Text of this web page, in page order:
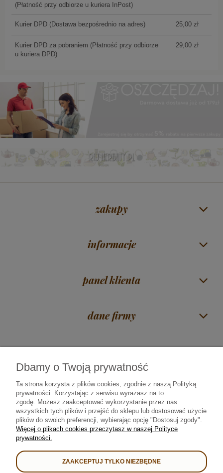
(Płatność przy odbiorze u kuriera InPost)
Kurier DPD(Dostawa bezpośrednio na adres) 25,00 zł
Kurier DPD za pobraniem (Płatność przy odbiorze
u kuriera DPD)
29,00 zł
zakupy
informacje
panel klienta
dane firmy
Czas na herbatę Mirosław Piórkowski| ul. Zawadzka 38 | 18-400 Łomża |
woj. podlaskie |
606 117 675| sklep@rajherbaty.pl
Infolinia czynna od poniedziałku do piątku godz. 9:00 - 16:00
Od 2008 roku najlepszą herbatę • kawę • yerba mate • prezenty i kosze
upominkowe sprzedajemy i dostarczamy bezpiecznie we współpracy z:
Dbamy o Twoją prywatność
Ta strona korzysta z plików cookies, zgodnie z naszą Polityką
prywatności. Korzystając z serwisu wyrażasz na to
zgodę. Możesz zaakceptować wykorzystanie przez nas
wszystkich tych plików i przejść do sklepu lub dostosować użycie
plików do swoich preferencji, wybierając opcję "Dostosuj zgody".
Więcej o plikach cookies przeczytasz w naszej Polityce
prywatności.
ZAAKCEPTUJ TYLKO NIEZBĘDNE